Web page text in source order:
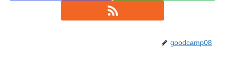
goodcamp08